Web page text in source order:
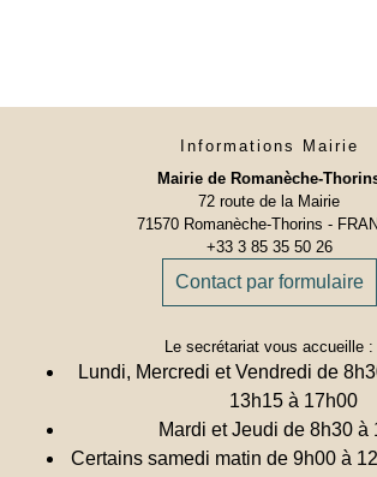
Informations Mairie
Mairie de Romanèche-
72 route de la Mairie
71570 Romanèche-Thorins -
+33 3 85 35 50 26
Contact par formulaire
Le secrétariat vous accueille :
Lundi, Mercredi et Vendredi de
13h15 à 17h00
Mardi et Jeudi de 8h30 à
Certains samedi matin de 9h00 à